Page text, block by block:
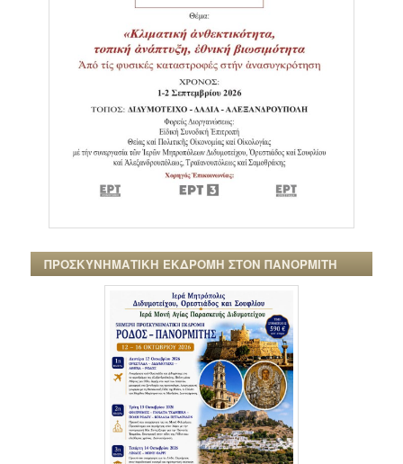
ΠΡΟΣΚΥΝΗΜΑΤΙΚΗ ΕΚΔΡΟΜΗ ΣΤΟΝ ΠΑΝΟΡΜΙΤΗ